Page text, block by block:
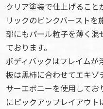
クリア塗装で仕上げるこ
リックのピンクバーストを
部にもパール粒子を薄く
ております。
ボディバックはフレイム
板は黒柿に合わせてエキゾ
サーエボニーを使用してお
にピックアップレイアウ